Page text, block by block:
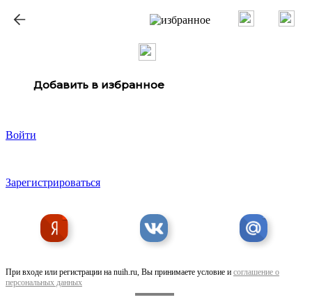
Добавить в избранное
Войти
Зарегистрироваться
При входе или регистрации на nuih.ru, Вы принимаете условие и соглашение о
персональных данных